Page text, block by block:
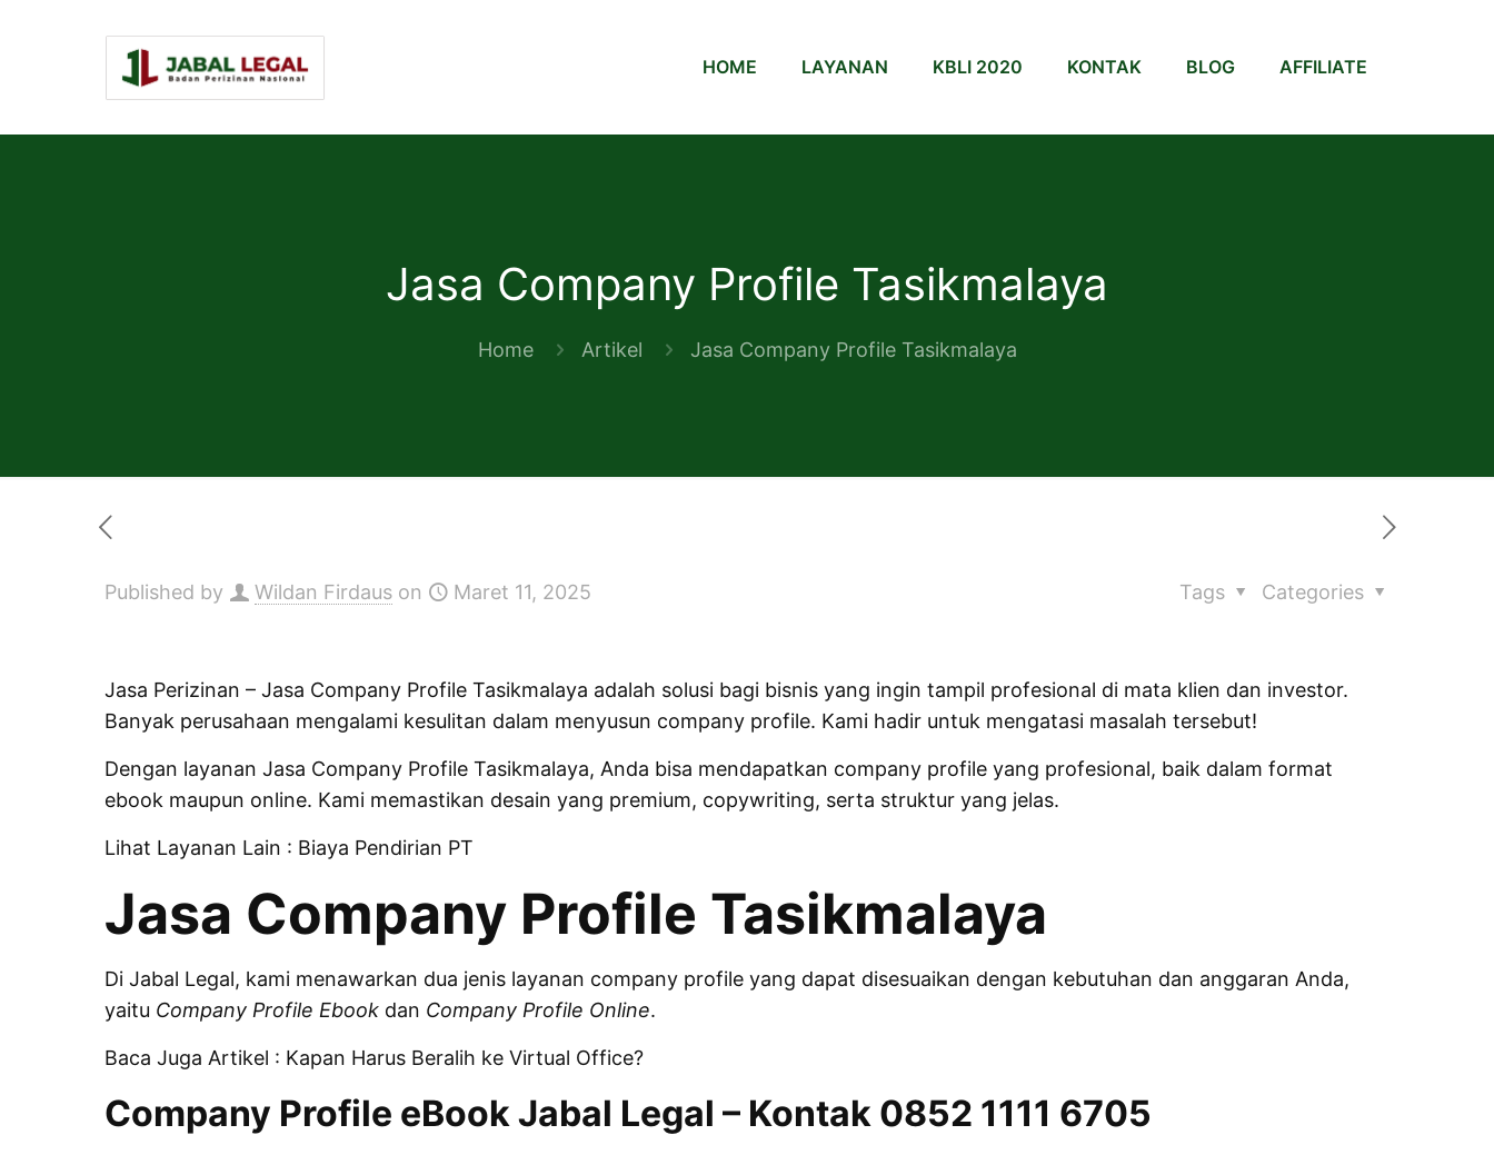
HOME LAYANAN KBLI 2020 KONTAK BLOG AFFILIATE
Jasa Company Profile Tasikmalaya
Home Artikel Jasa Company Profile Tasikmalaya
Published by Wildan Firdaus on Maret 11, 2025 Categories
Tags
Jasa Perizinan – Jasa Company Profile Tasikmalaya adalah solusi bagi bisnis yang ingin tampil profesional di mata klien dan investor.
Banyak perusahaan mengalami kesulitan dalam menyusun company profile. Kami hadir untuk mengatasi masalah tersebut!
Dengan layanan Jasa Company Profile Tasikmalaya, Anda bisa mendapatkan company profile yang profesional, baik dalam format
ebook maupun online. Kami memastikan desain yang premium, copywriting, serta struktur yang jelas.
Lihat Layanan Lain : Biaya Pendirian PT
Jasa Company Profile Tasikmalaya
Di Jabal Legal, kami menawarkan dua jenis layanan company profile yang dapat disesuaikan dengan kebutuhan dan anggaran Anda,
yaitu Company Profile Ebookdan Company Profile Online.
Baca Juga Artikel : Kapan Harus Beralih ke Virtual Office?
Company Profile eBook Jabal Legal – Kontak 0852 1111 6705